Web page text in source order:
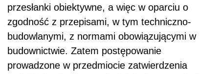
przesłanki obiektywne, a więc w oparciu o
zgodność z przepisami, w tym techniczno-
budowlanymi, z normami obowiązującymi w
budownictwie. Zatem postępowanie
prowadzone w przedmiocie zatwierdzenia